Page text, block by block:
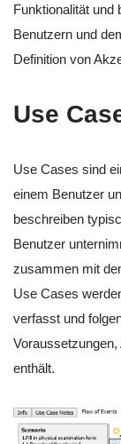
Funktionalität und
Benutzern und
Definition von
Use
Use Cases sind
einem Benutzer
beschreiben
Benutzer
zusammen mit
Use Cases
verfasst und
enthält.